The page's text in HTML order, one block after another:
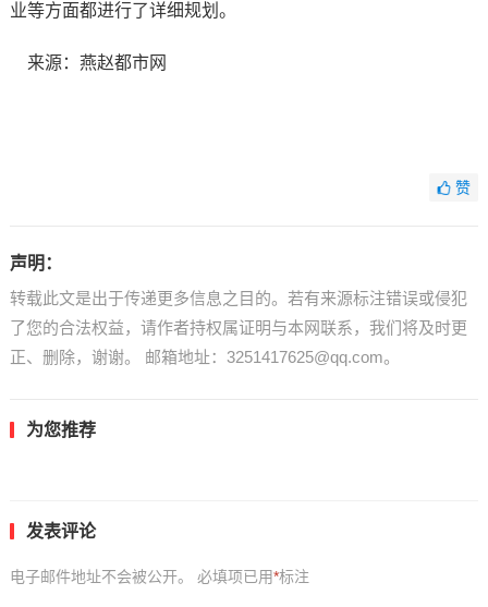
业等方面都进行了详细规划。
来源：燕赵都市网
赞
声明：
转载此文是出于传递更多信息之目的。若有来源标注错误或侵犯
了您的合法权益，请作者持权属证明与本网联系，我们将及时更
正、删除，谢谢。 邮箱地址：3251417625@qq.com。
为您推荐
发表评论
电子邮件地址不会被公开。 必填项已用*标注